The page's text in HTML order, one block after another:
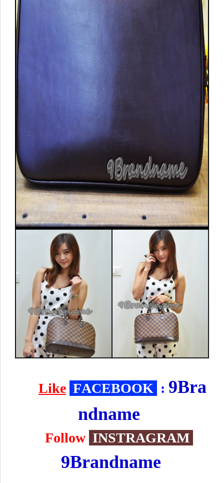
Like FACEBOOK : 9Bra
ndname
Follow INSTRAGRAM
9Brandname